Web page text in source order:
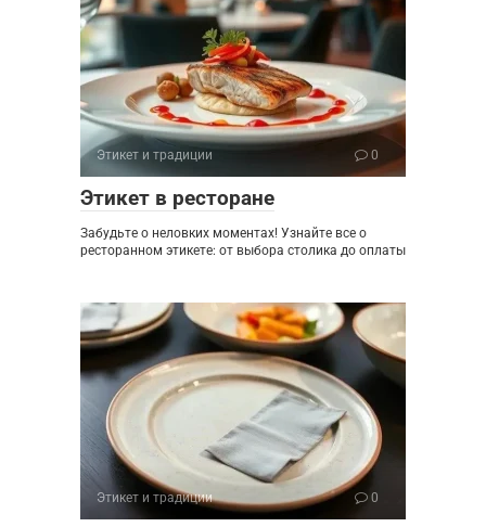
Этикет и традиции 0
Этикет в ресторане
Забудьте о неловких моментах! Узнайте все о
ресторанном этикете: от выбора столика до оплаты
Этикет и традиции 0